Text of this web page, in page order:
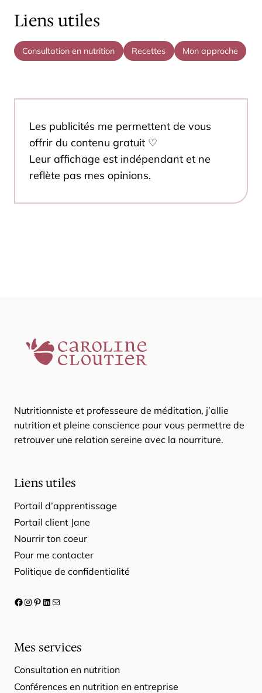
Liens utiles
Consultation en nutrition Recettes Mon approche
Les publicités me permettent de vous
offrir du contenu gratuit ♡
Leur affichage est indépendant et ne
reflète pas mes opinions.
Nutritionniste et professeure de méditation, j’allie
nutrition et pleine conscience pour vous permettre de
retrouver une relation sereine avec la nourriture.
Liens utiles
Portail d’apprentissage
Portail client Jane
Nourrir ton coeur
Pour me contacter
Politique de confidentialité
Facebook
Instagram
Pinterest
LinkedIn
E-mail
Mes services
Consultation en nutrition
Conférences en nutrition en entreprise